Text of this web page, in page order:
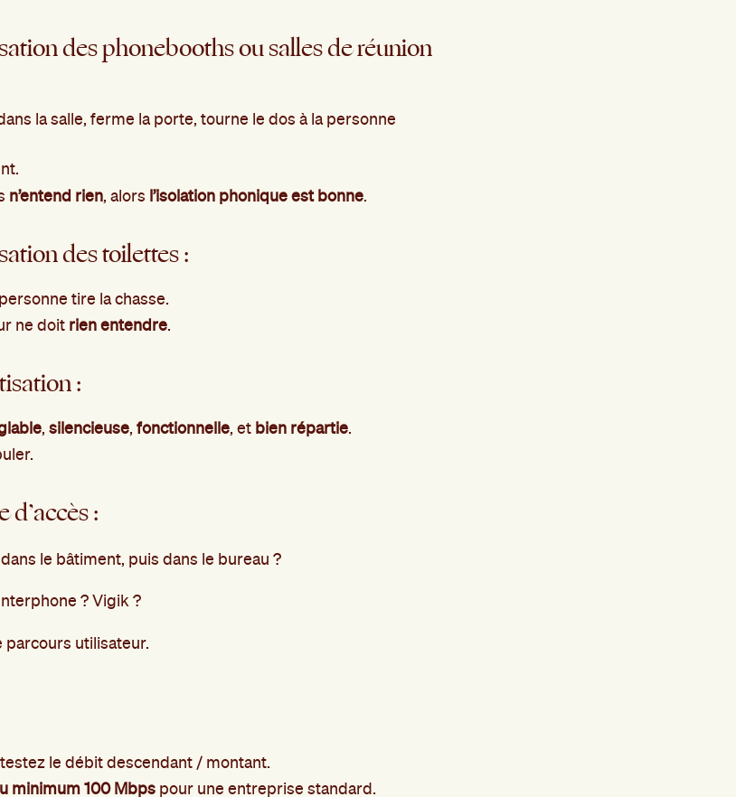
des phonebooths ou salles de réunion
la salle, ferme la porte, tourne le dos à la personne
n’entend rien, alors l’isolation phonique est bonne.
des toilettes :
tire la chasse.
ne doit rien entendre.
:
, silencieuse, fonctionnelle, et bien répartie.
:
le bâtiment, puis dans le bureau ?
? Vigik ?
parcours utilisateur.
le débit descendant / montant.
minimum 100 Mbpspour une entreprise standard.